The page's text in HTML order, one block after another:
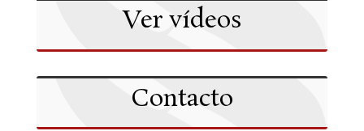
Ver vídeos
Contacto